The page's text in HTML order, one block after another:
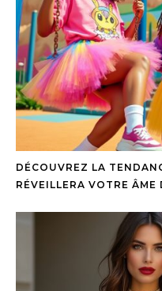
DÉCOUVREZ LA
RÉVEILLERA VOTRE ÂME